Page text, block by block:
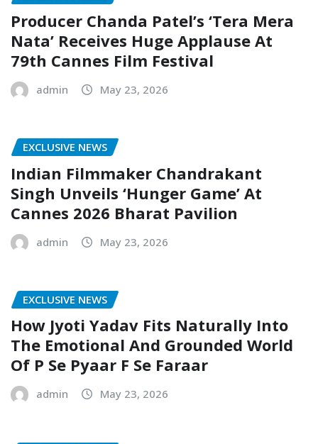
Producer Chanda Patel’s ‘Tera Mera
Nata’ Receives Huge Applause At
79th Cannes Film Festival
admin May 23, 2026
EXCLUSIVE NEWS
Indian Filmmaker Chandrakant
Singh Unveils ‘Hunger Game’ At
Cannes 2026 Bharat Pavilion
admin May 23, 2026
EXCLUSIVE NEWS
How Jyoti Yadav Fits Naturally Into
The Emotional And Grounded World
Of P Se Pyaar F Se Faraar
admin May 23, 2026